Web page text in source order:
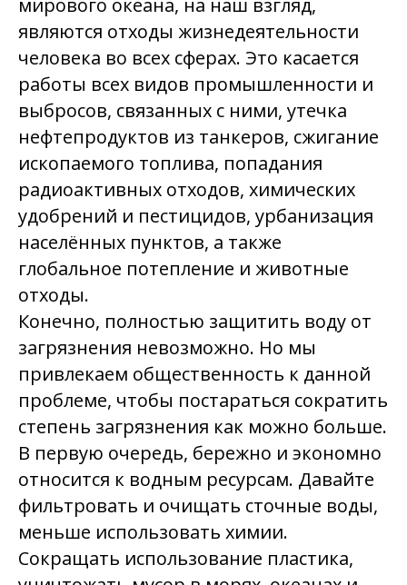
являются отходы жизнедеятельности
человека во всех сферах. Это касается
работы всех видов промышленности и
выбросов, связанных с ними, утечка
нефтепродуктов из танкеров, сжигание
ископаемого топлива, попадания
радиоактивных отходов, химических
удобрений и пестицидов, урбанизация
населённых пунктов, а также
глобальное потепление и животные
отходы.
Конечно, полностью защитить воду от
загрязнения невозможно. Но мы
привлекаем общественность к данной
проблеме, чтобы постараться сократить
степень загрязнения как можно больше.
В первую очередь, бережно и экономно
относится к водным ресурсам. Давайте
фильтровать и очищать сточные воды,
меньше использовать химии.
Сокращать использование пластика,